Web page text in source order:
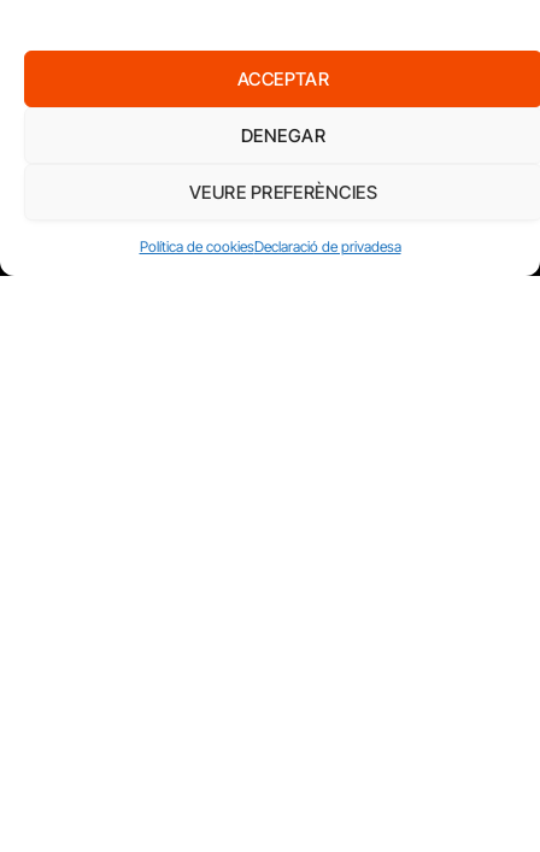
ACCEPTAR
DENEGAR
VEURE PREFERÈNCIES
Política de cookiesDeclaració de privadesa
AMB EL SUPORT DE